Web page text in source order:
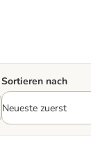
Sortieren nach